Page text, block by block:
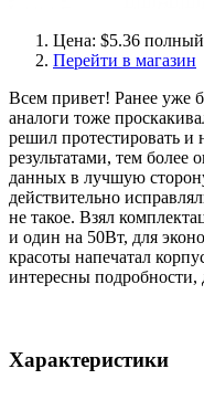
Цена: $5.36
Перейти в магазин
Всем привет! Ранее уже
аналоги тоже
решил протестировать и
результатами, тем
данных в лучшую
действительно
не такое. Взял
и один на 50Вт, для
красоты напечатал
интересны подробности,
Характеристики